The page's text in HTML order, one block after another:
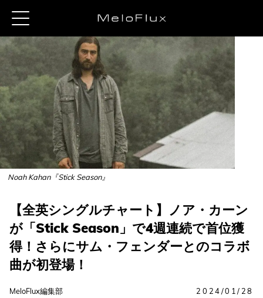
Noah Kahan『Stick Season』
【全英シングルチャート】ノア・カーン
が「Stick Season」で4週連続で首位獲
得！さらにサム・フェンダーとのコラボ
曲が初登場！
MeloFlux編集部 2024/01/28